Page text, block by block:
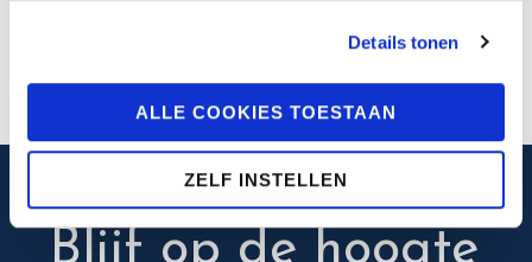
Details tonen
ALLE COOKIES TOESTAAN
ZELF INSTELLEN
Blijf op de hoogte